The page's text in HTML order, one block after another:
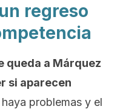
regreso
queda a Márquez
si aparecen
problemas y el